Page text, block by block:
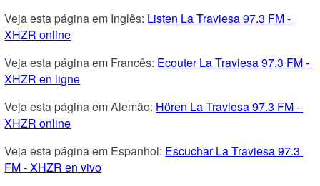
Veja esta página em Inglês: Listen La Traviesa 97.3 FM -
XHZR online
Veja esta página em Francês: Ecouter La Traviesa 97.3 FM -
XHZR en ligne
Veja esta página em Alemão: Hören La Traviesa 97.3 FM -
XHZR online
Veja esta página em Espanhol: Escuchar La Traviesa 97.3
FM - XHZR en vivo